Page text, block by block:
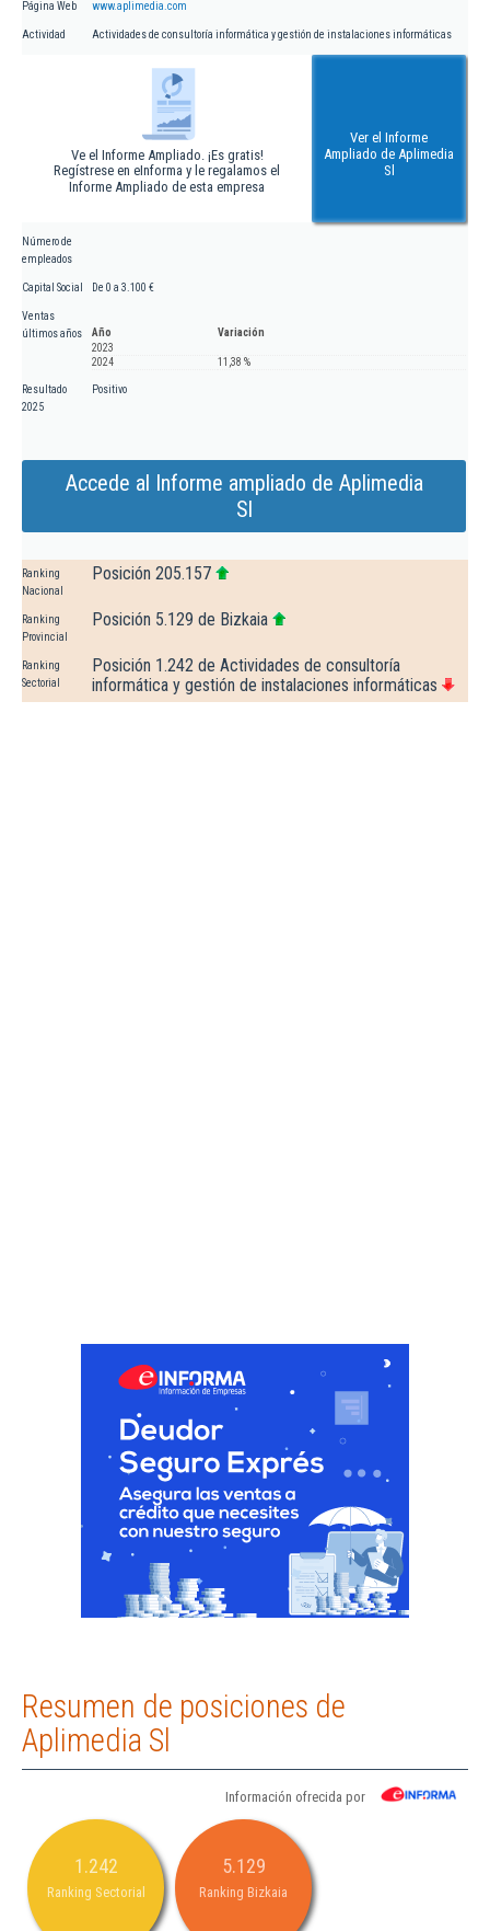
Página Web www.aplimedia.com
Actividad Actividades de consultoría informática y gestión de instalaciones informáticas
Ve el Informe Ampliado. ¡Es gratis!
Regístrese en eInforma y le regalamos el
Informe Ampliado de esta empresa
Ver el Informe
Ampliado de Aplimedia
Sl
Número de
empleados
Capital Social De 0 a 3.100 €
Ventas
últimos años
Año
Variación
2023
2024
11,38 %
Resultado
2025
Positivo
Accede al Informe ampliado de Aplimedia
Sl
Ranking
Nacional
Posición 205.157
Ranking
Provincial
Posición 5.129 de Bizkaia
Ranking
Sectorial
Posición 1.242 de Actividades de consultoría
informática y gestión de instalaciones informáticas
Resumen de posiciones de
Aplimedia Sl
Información ofrecida por
1.242
Ranking Sectorial
5.129
Ranking Bizkaia